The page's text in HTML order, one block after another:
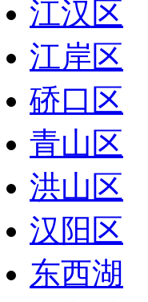
江汉区
江岸区
硚口区
青山区
洪山区
汉阳区
东西湖